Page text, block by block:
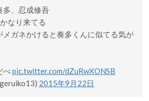
多、忍成修吾
なり来てる
メガネかけると奏多くんに似てる気が
べpic.twitter.com/dZuRwXONSB
2015年9月22日